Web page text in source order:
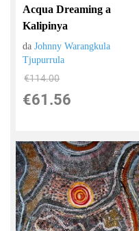
Acqua Dreaming a
Kalipinya
daJohnny Warangkula
Tjupurrula
€114.00
€61.56